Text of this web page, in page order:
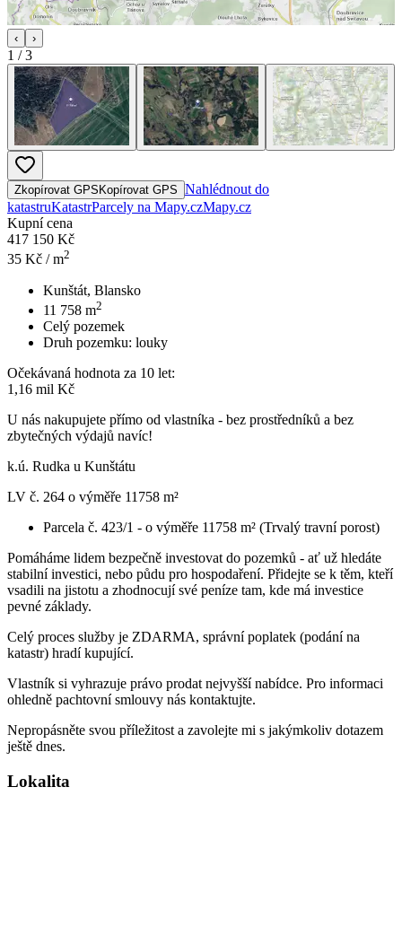
‹ ›
1 /3
Zkopírovat GPS Kopírovat GPS Nahlédnout do
katastruKatastrParcely na Mapy.czMapy.cz
Kupní cena
417 150 Kč
35 Kč / m2
Kunštát, Blansko
11 758 m2
Celý pozemek
Druh pozemku: louky
Očekávaná hodnota za 10 let:
1,16 mil Kč
U nás nakupujete přímo od vlastníka - bez prostředníků a bez
zbytečných výdajů navíc!
k.ú. Rudka u Kunštátu
LV č. 264 o výměře 11758 m²
Parcela č. 423/1 - o výměře 11758 m² (Trvalý travní porost)
Pomáháme lidem bezpečně investovat do pozemků - ať už hledáte
stabilní investici, nebo půdu pro hospodaření. Přidejte se k těm, kteří
vsadili na jistotu a zhodnocují své peníze tam, kde má investice
pevné základy.
Celý proces služby je ZDARMA, správní poplatek (podání na
katastr) hradí kupující.
Vlastník si vyhrazuje právo prodat nejvyšší nabídce. Pro informaci
ohledně pachtovní smlouvy nás kontaktujte.
Nepropásněte svou příležitost a zavolejte mi s jakýmkoliv dotazem
ještě dnes.
Lokalita